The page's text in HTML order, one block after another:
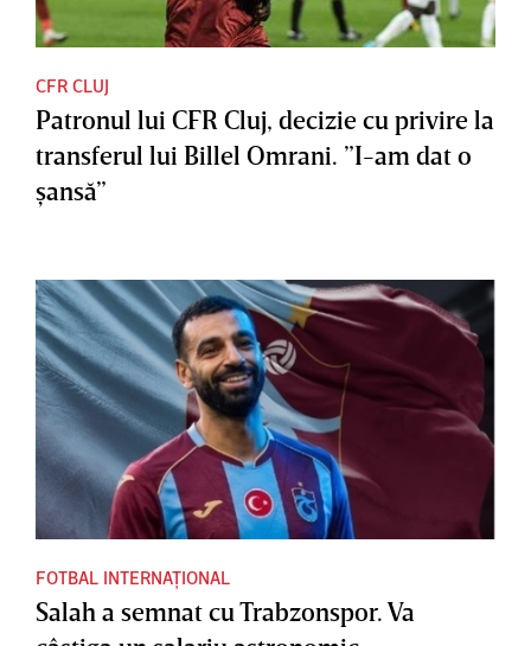
CFR CLUJ
Patronul lui CFR Cluj, decizie cu privire la
transferul lui Billel Omrani. ”I-am dat o
şansă”
FOTBAL INTERNAȚIONAL
Salah a semnat cu Trabzonspor. Va